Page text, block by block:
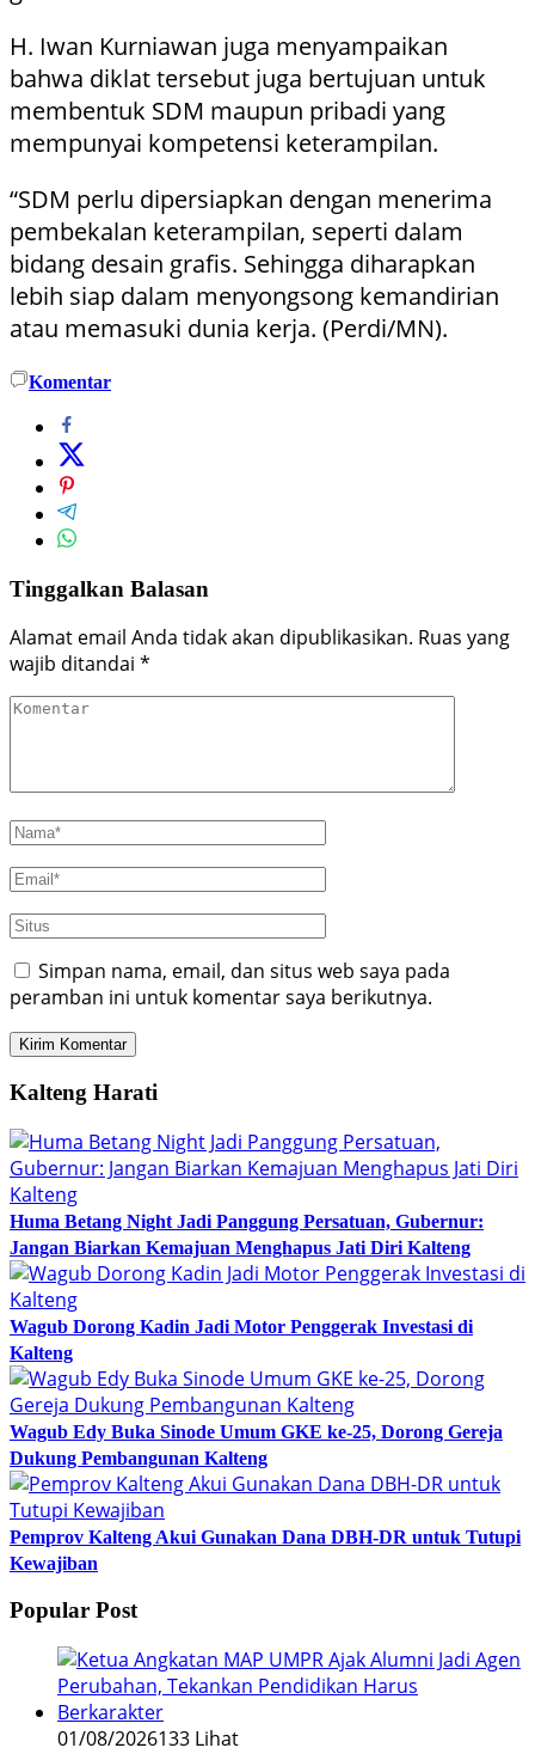
H. Iwan Kurniawan juga menyampaikan
bahwa diklat tersebut juga bertujuan untuk
membentuk SDM maupun pribadi yang
mempunyai kompetensi keterampilan.
“SDM perlu dipersiapkan dengan menerima
pembekalan keterampilan, seperti dalam
bidang desain grafis. Sehingga diharapkan
lebih siap dalam menyongsong kemandirian
atau memasuki dunia kerja. (Perdi/MN).
Komentar
Tinggalkan Balasan
Alamat email Anda tidak akan dipublikasikan. Ruas yang
wajib ditandai *
Simpan nama, email, dan situs web saya pada
peramban ini untuk komentar saya berikutnya.
Kalteng Harati
Huma Betang Night Jadi Panggung Persatuan, Gubernur:
Jangan Biarkan Kemajuan Menghapus Jati Diri Kalteng
Wagub Dorong Kadin Jadi Motor Penggerak Investasi di
Kalteng
Wagub Edy Buka Sinode Umum GKE ke-25, Dorong Gereja
Dukung Pembangunan Kalteng
Pemprov Kalteng Akui Gunakan Dana DBH-DR untuk Tutupi
Kewajiban
Popular Post
01/08/2026133 Lihat